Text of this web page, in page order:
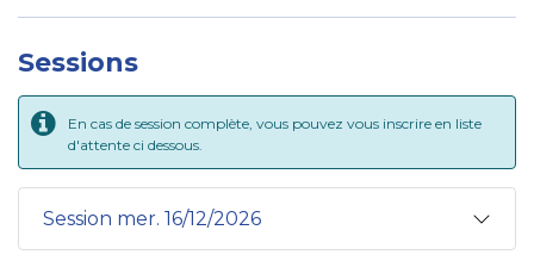
Sessions
En cas de session complète, vous pouvez vous inscrire en liste
d'attente ci dessous.
Session mer. 16/12/2026